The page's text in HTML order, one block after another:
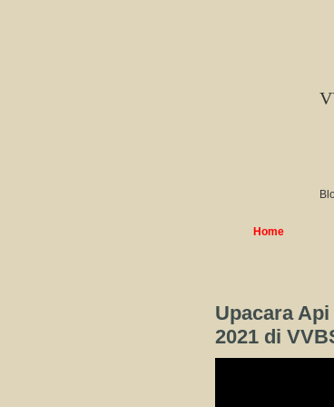
Home
Upacara
2021 di